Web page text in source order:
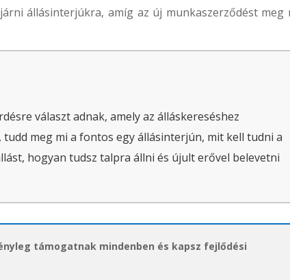
állásinterjúkra, amíg az új munkaszerződést meg
választ adnak, amely az álláskereséshez
meg mi a fontos egy állásinterjún, mit kell tudni a
hogyan tudsz talpra állni és újult erővel belevetni
támogatnak mindenben és kapsz fejlődési